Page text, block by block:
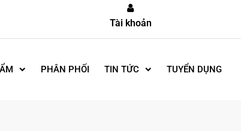
Tài khoản
PHÂN PHỐI TIN TỨC TUYỂN DỤNG